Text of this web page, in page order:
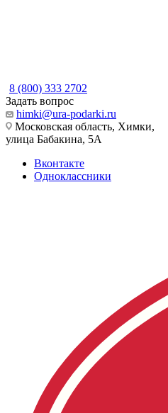
8 (800) 333 2702
Задать вопрос
himki@ura-podarki.ru
Московская область, Химки,
улица Бабакина, 5А
Вконтакте
Одноклассники